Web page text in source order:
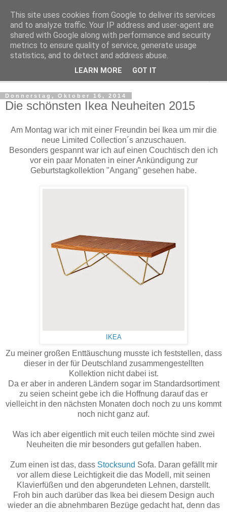
Make it boho
for a scandi bohemian home
Donnerstag, Oktober 16, 2014
Die schönsten Ikea Neuheiten 2015
Am Montag war ich mit einer Freundin bei Ikea um mir die
neue Limited Collection´s anzuschauen.
Besonders gespannt war ich auf einen Couchtisch den ich
vor ein paar Monaten in einer Ankündigung zur
Geburtstagkollektion "Angang" gesehen habe.
IKEA
Zu meiner großen Enttäuschung musste ich feststellen, dass
dieser in der für Deutschland zusammengestellten
Kollektion nicht dabei ist.
Da er aber in anderen Ländern sogar im Standardsortiment
zu seien scheint gebe ich die Hoffnung darauf das er
vielleicht in den nächsten Monaten doch noch zu uns kommt
noch nicht ganz auf.
Was ich aber eigentlich mit euch teilen möchte sind zwei
Neuheiten die mir besonders gut gefallen haben.
Zum einen ist das, dass Stocksund Sofa. Daran gefällt mir
vor allem diese Leichtigkeit die das Modell, mit seinen
Klavierfüßen und den abgerundeten Lehnen, darstellt.
Froh bin auch darüber das Ikea bei diesem Design auch
wieder an die abnehmbaren Bezüge gedacht hat, denn das
This site uses cookies from Google to deliver its services
and to analyze traffic. Your IP address and user-agent are
shared with Google along with performance and security
metrics to ensure quality of service, generate usage
statistics, and to detect and address abuse.
LEARN MORE GOT IT